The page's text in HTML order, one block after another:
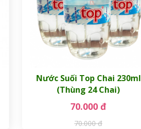
Nước Suối Top Chai 230ml
(Thùng 24 Chai)
70.000 đ
70.000 đ